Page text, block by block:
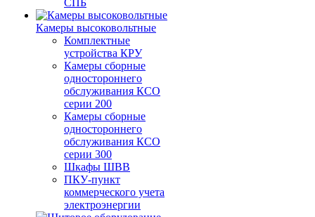
СПБ
Камеры высоковольтные
Комплектные
устройства КРУ
Камеры сборные
одностороннего
обслуживания КСО
серии 200
Камеры сборные
одностороннего
обслуживания КСО
серии 300
Шкафы ШВВ
ПКУ-пункт
коммерческого учета
электроэнергии